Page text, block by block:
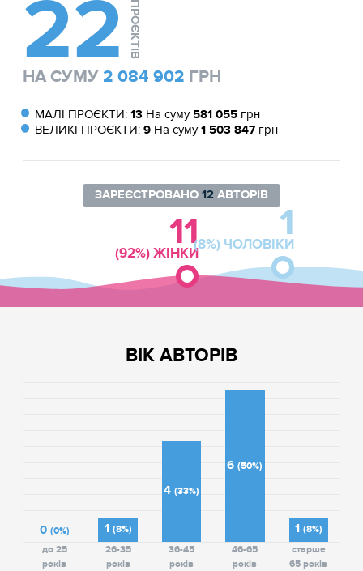
22 ПРОЄКТІВ
НА СУМУ 2 084 902 ГРН
МАЛІ ПРОЄКТИ:13 На суму 581 055 грн
ВЕЛИКІ ПРОЄКТИ:9 На суму1 503 847 грн
ЗАРЕЄСТРОВАНО 12 АВТОРІВ
11
(92%) ЖІНКИ
1
(8%) ЧОЛОВІКИ
ВІК АВТОРІВ
0 (0%) 1 (8%)
4 (33%)
6(50%)
1 (8%)
до 25
років
26-35
років
36-45
років
46-65
років
старше
65 років